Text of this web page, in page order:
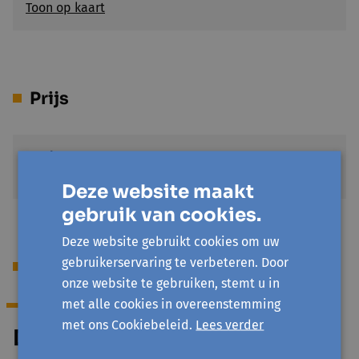
Toon op kaart
Prijs
Gratis
Begeleiding
Dirk Nys
Deze website maakt
gebruik van cookies.
Deze website gebruikt cookies om uw
gebruikerservaring te verbeteren. Door
onze website te gebruiken, stemt u in
met alle cookies in overeenstemming
met ons Cookiebeleid. Lees verder